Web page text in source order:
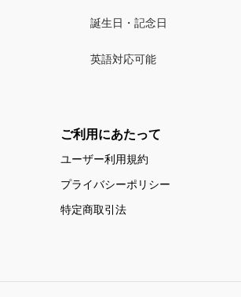
誕生日・記念日
英語対応可能
ご利用にあたって
ユーザー利用規約
プライバシーポリシー
特定商取引法